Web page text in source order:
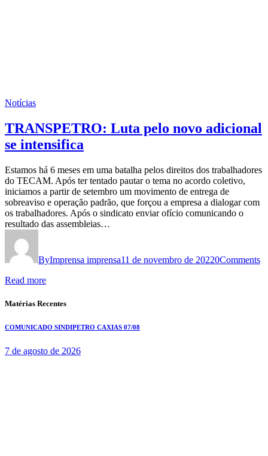
Notícias
TRANSPETRO: Luta pelo novo adicional
se intensifica
Estamos há 6 meses em uma batalha pelos direitos dos trabalhadores
do TECAM. Após ter tentado pautar o tema no acordo coletivo,
iniciamos a partir de setembro um movimento de entrega de
sobreaviso e operação padrão, que forçou a empresa a dialogar com
os trabalhadores. Após o sindicato enviar ofício comunicando o
resultado das assembleias…
ByImprensa imprensa11 de novembro de 20220Comments
Read more
Matérias Recentes
COMUNICADO SINDIPETRO CAXIAS 07/08
7 de agosto de 2026